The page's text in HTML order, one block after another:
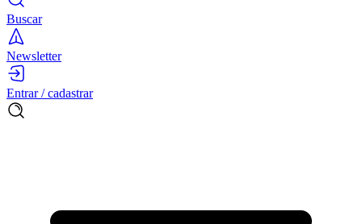
Buscar
Newsletter
Entrar / cadastrar